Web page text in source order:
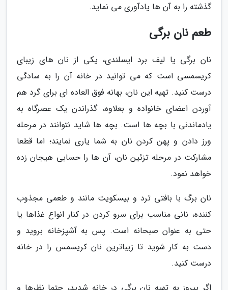
گذشته را به آن ها یادآوری می نماید.
طعم نان برگی
نان برگی یا لیف برد ایسلندی، یکی از نان های زیبای
کریسمسی است که می توانید در خانه آن را به سادگی
درست کنید. تهیه این نان، بهانه فوق العاده ای برای گرد هم
آوردن اعضای خانواده و بعلاوه، گذراندن یک عصرگاه به
یادماندنی با بچه ها است. بچه ها شاید نتوانند در مرحله
ورز دادن و پهن کردن نان به شما یاری نمایند؛ اما قطعا
مشارکت در مرحله تزئین نان، آن ها را حسابی هیجان زده
خواهد نمود.
نان برگ با بافتی ترد و بیسکویت مانند و طعمی مجذوب
کننده، نانی مناسب برای سرو کردن در کنار انواع غذاها یا
حتی به عنوان صبحانه است. پس به آشپزخانه بروید و
دست به کار شوید تا زیباترین نان کریسمس را در خانه
درست کنید.